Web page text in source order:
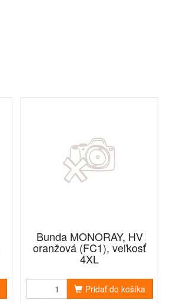
Bunda MONORAY, HV
oranžová (FC1), veľkosť
4XL
Pridať do košíka